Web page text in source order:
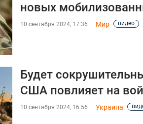
новых
10 сентября 2024, 17:36 Мир видео
Будет
США повлияет на
10 сентября 2024, 16:56 Украина